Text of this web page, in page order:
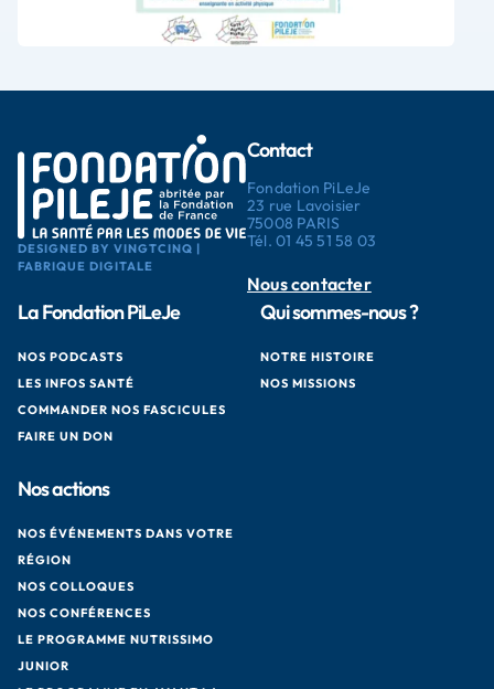
DESIGNED BY VINGTCINQ |
FABRIQUE DIGITALE
Contact
Fondation PiLeJe
23 rue Lavoisier
75008 PARIS
Tél.01 45 51 58 03
Nous contacter
La Fondation PiLeJe
NOS PODCASTS
LES INFOS SANTÉ
COMMANDER NOS FASCICULES
FAIRE UN DON
Qui sommes-nous ?
NOTRE HISTOIRE
NOS MISSIONS
Nos actions
NOS ÉVÉNEMENTS DANS VOTRE
RÉGION
NOS COLLOQUES
NOS CONFÉRENCES
LE PROGRAMME NUTRISSIMO
JUNIOR